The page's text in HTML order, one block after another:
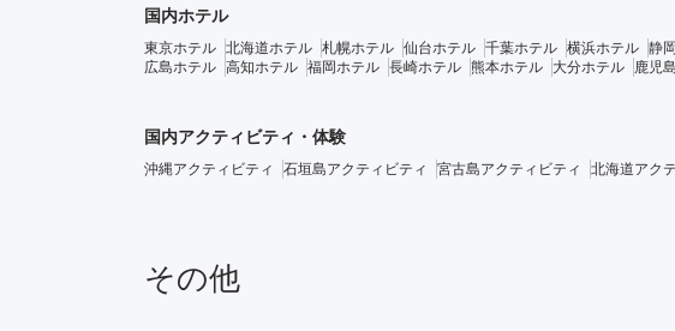
国内ホテル
東京ホテル 北海道ホテル 札幌ホテル 仙台ホテル 千葉ホテル 横浜ホテル 静
広島ホテル 高知ホテル 福岡ホテル 長崎ホテル 熊本ホテル 大分ホテル 鹿児
国内アクティビティ・体験
沖縄アクティビティ 石垣島アクティビティ 宮古島アクティビティ 北海道アク
その他